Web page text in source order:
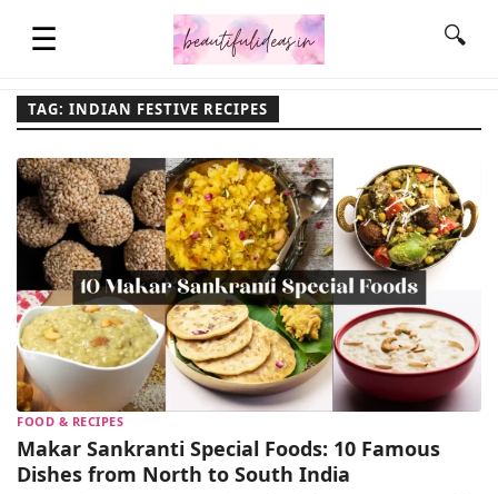
☰
QUOTES
LIFESTYLE
FASHION & STYLE
CONTACT NAME IDEAS
🔍
TAG: INDIAN FESTIVE RECIPES
FOOD & RECIPES
Makar Sankranti Special Foods: 10 Famous
Dishes from North to South India